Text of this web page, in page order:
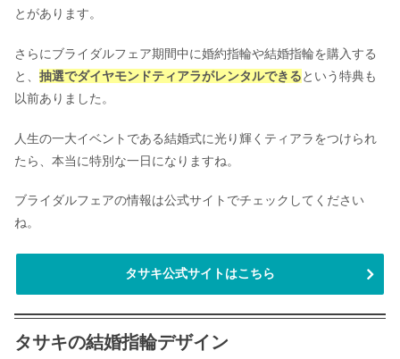
とがあります。
さらにブライダルフェア期間中に婚約指輪や結婚指輪を購入する
と、 抽選でダイヤモンドティアラがレンタルできるという特典も
以前ありました。
人生の一大イベントである結婚式に光り輝くティアラをつけられ
たら、本当に特別な一日になりますね。
ブライダルフェアの情報は公式サイトでチェックしてください
ね。
タサキ公式サイトはこちら
タサキの結婚指輪デザイン